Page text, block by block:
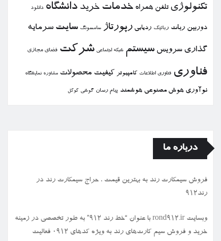
تكنولوژی تلفن همراه خدمات خرید دانشگاه دانلود
دوربین ربات رباتیك ردیابی رپورتاژ سامسونگ سایت سرمایه
گذاری سرویس سیستم شبكه اجتماعی شركت فضای مجازی
فناوری فناوری اطلاعات كامپیوتر كیفیت محصولات مشاوره نمایشگاه
نوآوری هوش مصنوعی هوشمند پیام رسان گوشی گوگل
درباره ما
فروش سیمكارت رند به بهترین قیمت ، حراج سیمكارت رند در
رند912
وبسایت rond912.ir با عنوان “خط رند ۹۱۲” به طور تخصصی در زمینه
خرید و فروش سیم کارت‌های رند به ویژه کدهای ۰۹۱۲ فعالیت